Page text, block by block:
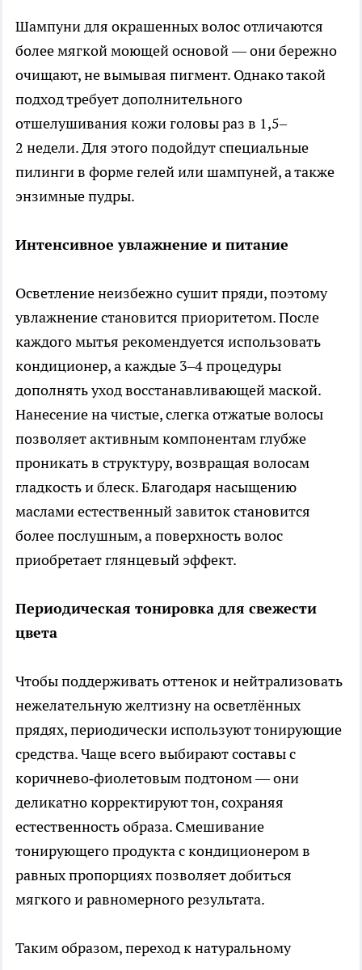
Шампуни для окрашенных волос отличаются
более мягкой моющей основой — они бережно
очищают, не вымывая пигмент. Однако такой
подход требует дополнительного
отшелушивания кожи головы раз в 1,5–
2 недели. Для этого подойдут специальные
пилинги в форме гелей или шампуней, а также
энзимные пудры.
Интенсивное увлажнение и питание
Осветление неизбежно сушит пряди, поэтому
увлажнение становится приоритетом. После
каждого мытья рекомендуется использовать
кондиционер, а каждые 3–4 процедуры
дополнять уход восстанавливающей маской.
Нанесение на чистые, слегка отжатые волосы
позволяет активным компонентам глубже
проникать в структуру, возвращая волосам
гладкость и блеск. Благодаря насыщению
маслами естественный завиток становится
более послушным, а поверхность волос
приобретает глянцевый эффект.
Периодическая тонировка для свежести
цвета
Чтобы поддерживать оттенок и нейтрализовать
нежелательную желтизну на осветлённых
прядях, периодически используют тонирующие
средства. Чаще всего выбирают составы с
коричнево‑фиолетовым подтоном — они
деликатно корректируют тон, сохраняя
естественность образа. Смешивание
тонирующего продукта с кондиционером в
равных пропорциях позволяет добиться
мягкого и равномерного результата.
Таким образом, переход к натуральному